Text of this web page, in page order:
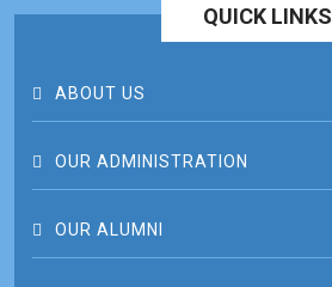
QUICK LINKS
ABOUT US
OUR ADMINISTRATION
OUR ALUMNI